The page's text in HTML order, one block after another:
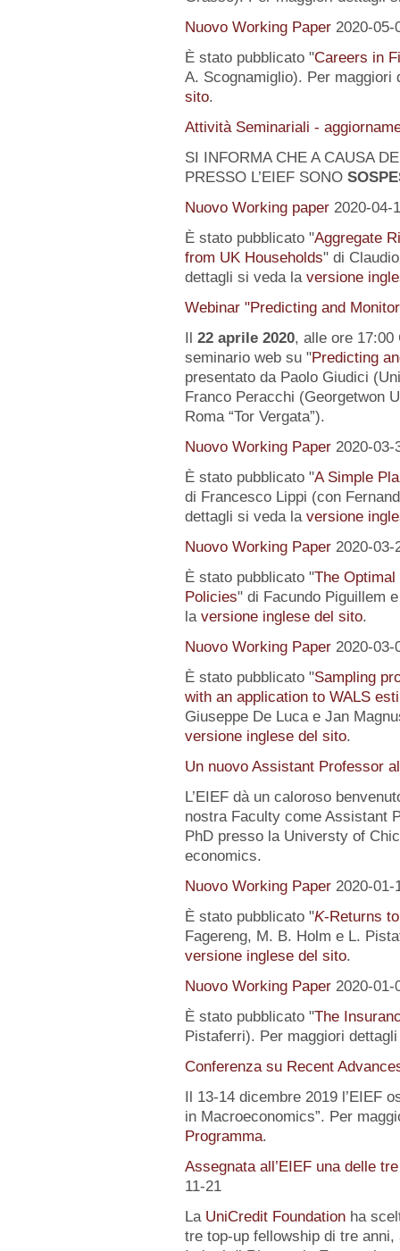
Nuovo Working Paper 2020-05-
È stato pubblicato "Careers in
A. Scognamiglio). Per
sito.
Attività Seminariali -
SI INFORMA CHE A CAUSA
PRESSO L’EIEF SONO
Nuovo Working paper 2020-04-
È stato pubblicato "Aggregate
from UK Households" di
dettagli si veda la versione
Webinar "Predicting and
Il 22 aprile 2020, alle ore 17:00
seminario web su "Predicting
presentato da Paolo Giudici
Franco Peracchi (Georgetwon
Roma “Tor Vergata”).
Nuovo Working Paper 2020-03-
È stato pubblicato "A Simple
di Francesco Lippi (con
dettagli si veda la versione
Nuovo Working Paper 2020-03-
È stato pubblicato "The Optimal
Policies" di Facundo Piguillem
la versione inglese del sito.
Nuovo Working Paper 2020-03-
È stato pubblicato "Sampling
with an application to WALS
Giuseppe De Luca e Jan
versione inglese del sito.
Un nuovo Assistant Professor
L’EIEF dà un caloroso
nostra Faculty come Assistant
PhD presso la Universty of
economics.
Nuovo Working Paper 2020-01-
È stato pubblicato "K-Returns
Fagereng, M. B. Holm e L.
versione inglese del sito.
Nuovo Working Paper 2020-01-
È stato pubblicato "The
Pistaferri). Per maggiori
Conferenza su Recent
Il 13-14 dicembre 2019 l’EIEF
in Macroeconomics”. Per
Programma.
Assegnata all’EIEF una delle
11-21
La UniCredit Foundationha
tre top-up fellowship di tre